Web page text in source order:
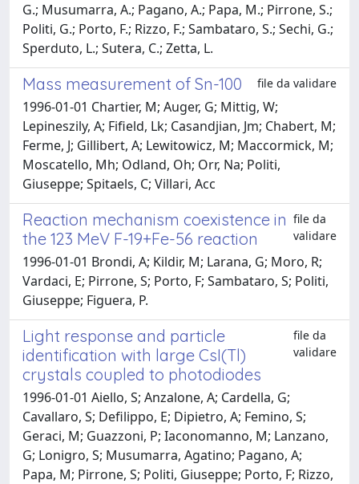
G.; Musumarra, A.; Pagano, A.; Papa, M.; Pirrone, S.;
Politi, G.; Porto, F.; Rizzo, F.; Sambataro, S.; Sechi, G.;
Sperduto, L.; Sutera, C.; Zetta, L.
Mass measurement of Sn-100 file da validare
1996-01-01 Chartier, M; Auger, G; Mittig, W;
Lepineszily, A; Fifield, Lk; Casandjian, Jm; Chabert, M;
Ferme, J; Gillibert, A; Lewitowicz, M; Maccormick, M;
Moscatello, Mh; Odland, Oh; Orr, Na; Politi,
Giuseppe; Spitaels, C; Villari, Acc
Reaction mechanism coexistence in
the 123 MeV F-19+Fe-56 reaction
file da
validare
1996-01-01 Brondi, A; Kildir, M; Larana, G; Moro, R;
Vardaci, E; Pirrone, S; Porto, F; Sambataro, S; Politi,
Giuseppe; Figuera, P.
Light response and particle
identification with large CsI(Tl)
crystals coupled to photodiodes
file da
validare
1996-01-01 Aiello, S; Anzalone, A; Cardella, G;
Cavallaro, S; Defilippo, E; Dipietro, A; Femino, S;
Geraci, M; Guazzoni, P; Iaconomanno, M; Lanzano,
G; Lonigro, S; Musumarra, Agatino; Pagano, A;
Papa, M; Pirrone, S; Politi, Giuseppe; Porto, F; Rizzo,